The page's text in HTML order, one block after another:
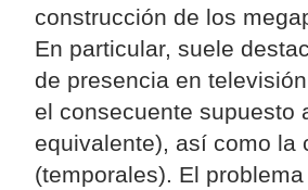
construcción de los
En particular, suele
de presencia en
el consecuente supuesto
equivalente), así como la
(temporales). El